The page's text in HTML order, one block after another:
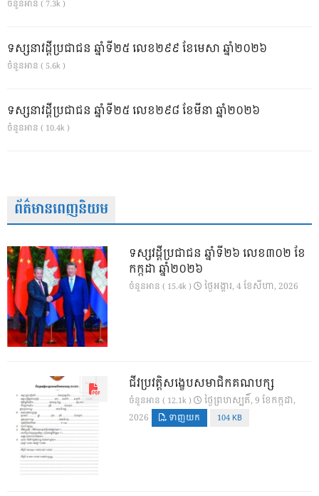
ចំនួនអាន ( 7.3k )
ទស្សនាវដ្ដីប្រជាជន ឆ្នាំទី២៥ លេខ២៩៩ ខែមេសា ឆ្នាំ២០២៦
ចំនួនអាន ( 5.6k )
ទស្សនាវដ្ដីប្រជាជន ឆ្នាំទី២៥ លេខ២៩៨ ខែមីនា ឆ្នាំ២០២៦
ចំនួនអាន ( 10.4k )
ព័ត៌មានពេញនិយម
ទស្សវដ្តីប្រជាជន ឆ្នាំទី២៦ លេខ៣០២ ខែ
កក្កដា ឆ្នាំ២០២៦
ចំនួនអាន ( 15.4k ) ថ្ងៃ​អង្គារ, 4 ខែ​សីហា, 2026
ជីវប្រវត្តិសង្ខេបសមាជិកគណបក្ស
ចំនួនអាន ( 12.1k )
ថ្ងៃ​ព្រហស្បតិ៍, 9 ខែ​កក្កដា,
2026
ទាញយក 104 KB